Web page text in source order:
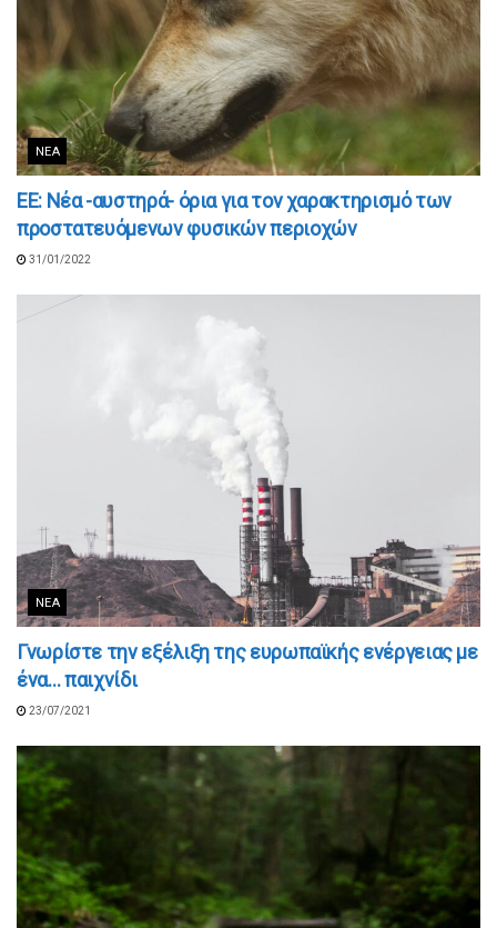
ΝΈΑ
ΕΕ: Νέα -αυστηρά- όρια για τον χαρακτηρισμό των
προστατευόμενων φυσικών περιοχών
31/01/2022
ΝΈΑ
Γνωρίστε την εξέλιξη της ευρωπαϊκής ενέργειας με
ένα… παιχνίδι
23/07/2021